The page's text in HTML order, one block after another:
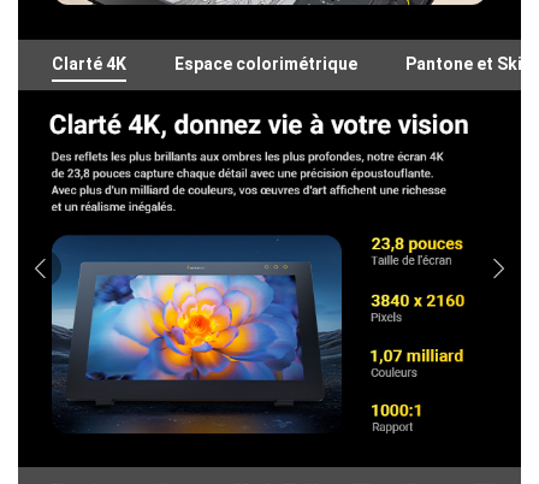
Clarté 4K Espace colorimétrique Pantone et